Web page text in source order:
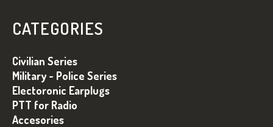
CATEGORIES
Civilian Series
Military - Police Series
Electoronic Earplugs
PTT for Radio
Accesories